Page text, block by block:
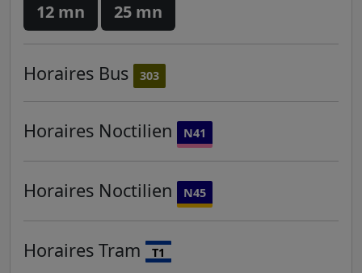
12 mn 25 mn
Horaires Bus 303
Horaires Noctilien N41
Horaires Noctilien N45
Horaires Tram T1